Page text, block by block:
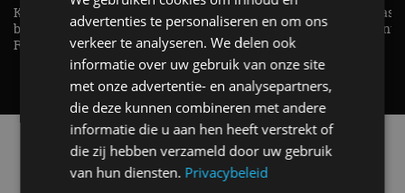
KIA Stonic Mild-Hybrid (2026),
benzine, handbak, het bestaat nog! -
REVIEW - AutoRAI TV
Welke elektrische auto past
De EV Experience geeft
op je vraag! - AutoRAI TV
Alle automerken
Selecteer een merk voor meer informatie, modellen
en alle nieuwsberichten
advertenties te personaliseren en om ons
verkeer te analyseren. We delen ook
informatie over uw gebruik van onze site
met onze advertentie- en analysepartners,
die deze kunnen combineren met andere
informatie die u aan hen heeft verstrekt of
die zij hebben verzameld door uw gebruik
van hun diensten. Privacybeleid